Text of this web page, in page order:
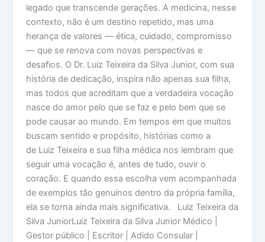
legado que transcende gerações. A medicina, nesse
contexto, não é um destino repetido, mas uma
herança de valores — ética, cuidado, compromisso
— que se renova com novas perspectivas e
desafios. O Dr. Luiz Teixeira da Silva Junior, com sua
história de dedicação, inspira não apenas sua filha,
mas todos que acreditam que a verdadeira vocação
nasce do amor pelo que se faz e pelo bem que se
pode causar ao mundo. Em tempos em que muitos
buscam sentido e propósito, histórias como a
de Luiz Teixeira e sua filha médica nos lembram que
seguir uma vocação é, antes de tudo, ouvir o
coração. E quando essa escolha vem acompanhada
de exemplos tão genuínos dentro da própria família,
ela se torna ainda mais significativa. Luiz Teixeira da
Silva JuniorLuiz Teixeira da Silva Junior Médico |
Gestor público | Escritor | Adido Consular |